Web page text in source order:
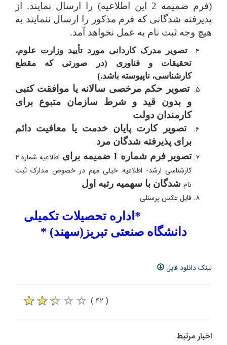
(فرم ضمیمه 2 این اطلاعیه) را ارسال نمایند. از
پذیرفته شدگانی که فرم مذکور را ارسال ننمایند به
هیچ وجه ثبت نام به عمل نخواهد آمد.
تصویر مدرک کاردانی مورد تأیید وزارت علوم،
تحقیقات و فناوری (در صورتی که مقطع
کارشناسی، ناپیوسته باشد.)
تصویر حکم‌ مرخصی‌ سالانه‌ یا موافقت‌ کتبی‌
و بدون‌ قید و شرط سازمان‌ متبوع‌ برای‌
کارمندان‌ دولت
تصویر کارت پایان خدمت یا معافیت دائم
برای پذیرفته شدگان مرد
تصویر فرم شماره 1 ضمیمه برای
اطلاعیه شماره ۴
کارشناسی ارشد- اطلاعیه خیلی مهم در خصوص مدارک ثبت
نام شدگان با سهمیه رتبه اول
فایل عکس پرسنلی
*اداره تحصیلات تکمیلی
دانشگاه صنعتی تبریز(سهند) *
لینک دانلود فایل
( ۴۲ )
اخبار مرتبط